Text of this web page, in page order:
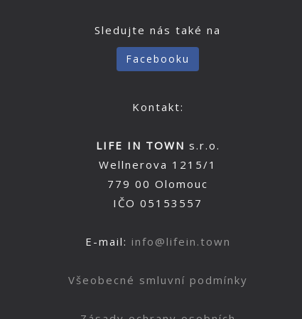
Sledujte nás také na
Facebooku
Kontakt:
LIFE IN TOWN s.r.o.
Wellnerova 1215/1
779 00 Olomouc
IČO 05153557
E-mail: info@lifein.town
Všeobecné smluvní podmínky